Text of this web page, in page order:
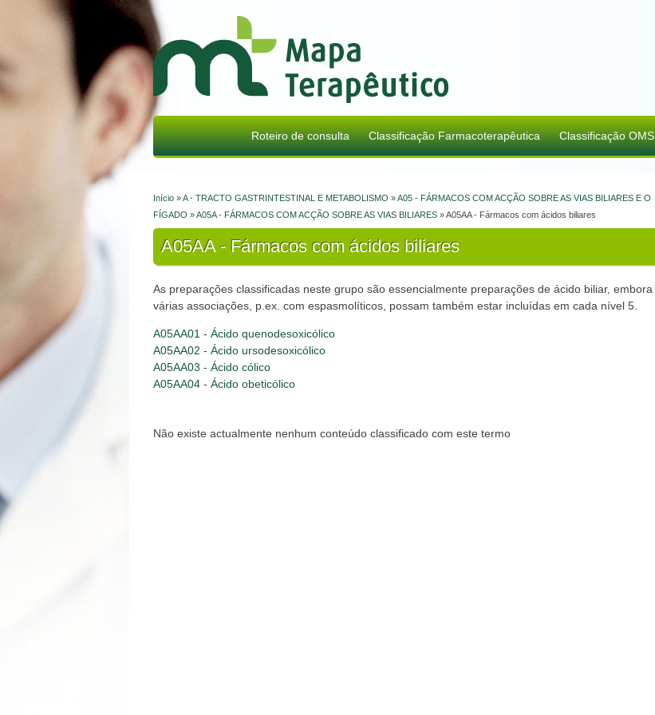
Mapa Terapêutico
Roteiro de consulta Classificação Farmacoterapêutica Classificação OMS
Está aqui
Início »A - TRACTO GASTRINTESTINAL E METABOLISMO »A05 - FÁRMACOS COM ACÇÃO SOBRE AS VIAS BILIARES E O
FÍGADO »A05A - FÁRMACOS COM ACÇÃO SOBRE AS VIAS BILIARES » A05AA - Fármacos com ácidos biliares
A05AA - Fármacos com ácidos biliares
As preparações classificadas neste grupo são essencialmente preparações de ácido biliar, embora
várias associações, p.ex. com espasmolíticos, possam também estar incluídas em cada nível 5.
A05AA01 - Ácido quenodesoxicólico
A05AA02 - Ácido ursodesoxicólico
A05AA03 - Ácido cólico
A05AA04 - Ácido obeticólico
Não existe actualmente nenhum conteúdo classificado com este termo